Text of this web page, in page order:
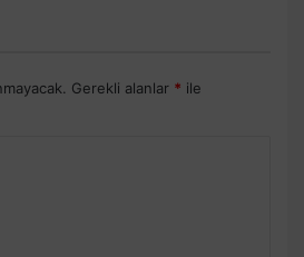
Gerekli alanlar * ile